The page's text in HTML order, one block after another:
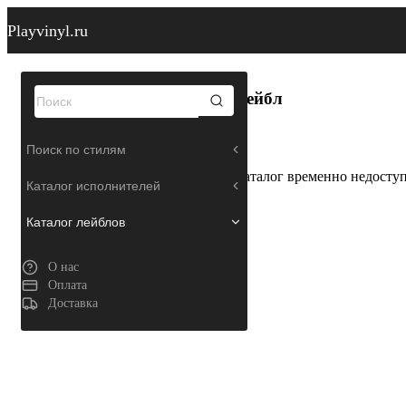
Playvinyl.ru
Поиск по стилям
Каталог исполнителей
Каталог лейблов
О нас
Оплата
Доставка
Лейбл
Каталог временно